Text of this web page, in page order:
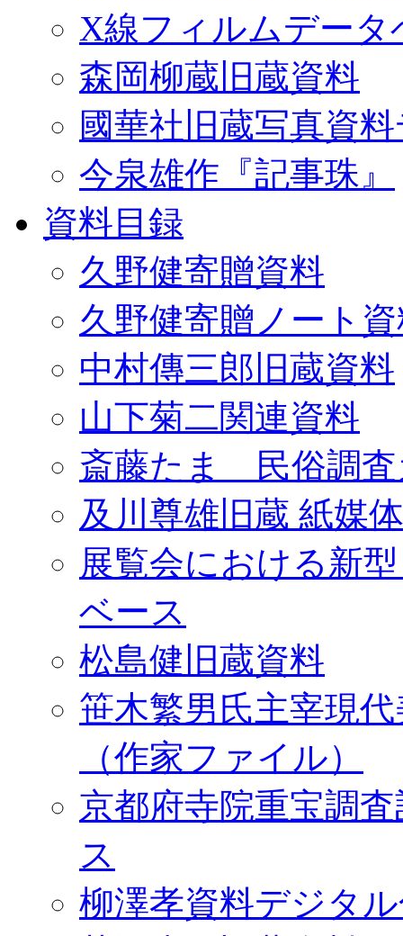
X線フィルムデータ
森岡柳蔵旧蔵資料
國華社旧蔵写真資
今泉雄作『記事珠』
資料目録
久野健寄贈資料
久野健寄贈ノート
中村傳三郎旧蔵資料
山下菊二関連資料
斎藤たま 民俗調査
及川尊雄旧蔵 紙媒
展覧会における新
ベース
松島健旧蔵資料
笹木繁男氏主宰現
（作家ファイル）
京都府寺院重宝調
ス
柳澤孝資料デジタ